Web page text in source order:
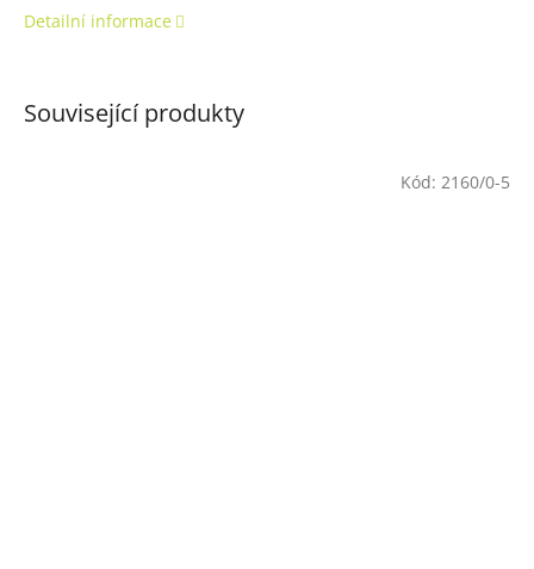
Detailní informace
Související produkty
Kód: 2160/0-5